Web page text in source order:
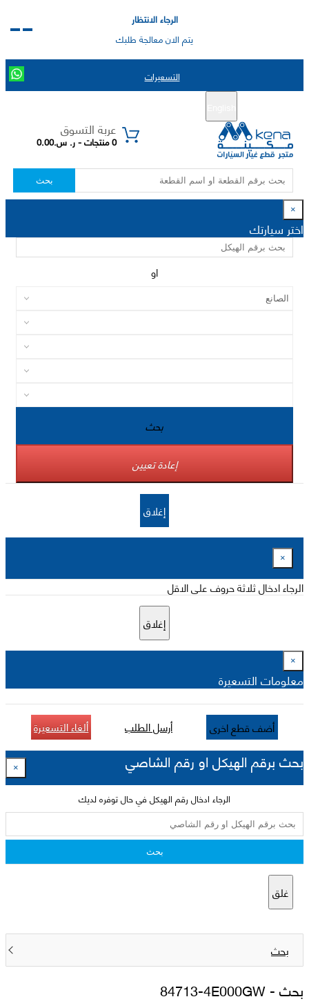
الرجاء الانتظار
يتم الان معالجة طلبك
التسعيرات
عربة التسوق
0 منتجات - ر. س.0.00
بحث
×
اختر سيارتك
او
بحث
إعادة تعيين
إغلاق
×
الرجاء ادخال ثلاثة حروف على الاقل
إغلاق
×
معلومات التسعيرة
أضف قطع اخرى أرسل الطلب ألغاء التسعيرة
بحث برقم الهيكل او رقم الشاصي ×
الرجاء ادخال رقم الهيكل في حال توفره لديك
بحث
غلق
بحث
بحث -84713-4E000GW